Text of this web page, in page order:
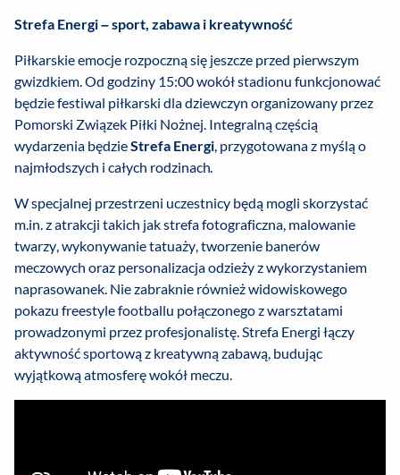
Strefa Energi – sport, zabawa i kreatywność
Piłkarskie emocje rozpoczną się jeszcze przed pierwszym
gwizdkiem. Od godziny 15:00 wokół stadionu funkcjonować
będzie festiwal piłkarski dla dziewczyn organizowany przez
Pomorski Związek Piłki Nożnej. Integralną częścią
wydarzenia będzieStrefa Energi, przygotowana z myślą o
najmłodszych i całych rodzinach.
W specjalnej przestrzeni uczestnicy będą mogli skorzystać
m.in. z atrakcji takich jak strefa fotograficzna, malowanie
twarzy, wykonywanie tatuaży, tworzenie banerów
meczowych oraz personalizacja odzieży z wykorzystaniem
naprasowanek. Nie zabraknie również widowiskowego
pokazu freestyle footballu połączonego z warsztatami
prowadzonymi przez profesjonalistę. Strefa Energi łączy
aktywność sportową z kreatywną zabawą, budując
wyjątkową atmosferę wokół meczu.